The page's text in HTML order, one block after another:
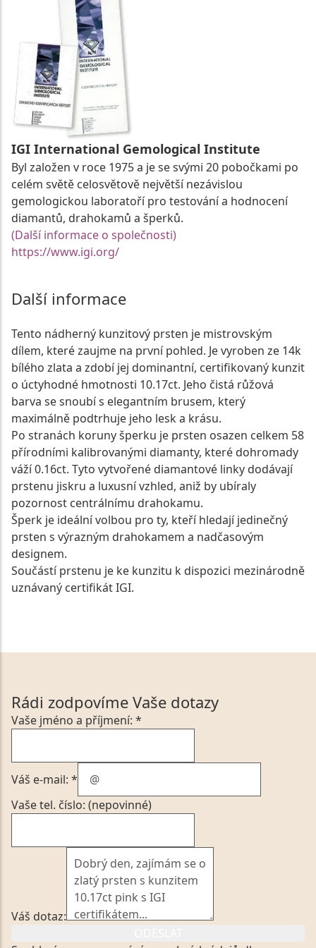
IGI International Gemological Institute
Byl založen v roce 1975 a je se svými 20 pobočkami po
celém světě celosvětově největší nezávislou
gemologickou laboratoří pro testování a hodnocení
diamantů, drahokamů a šperků.
(Další informace o společnosti)
https://www.igi.org/
Další informace
Tento nádherný kunzitový prsten je mistrovským
dílem, které zaujme na první pohled. Je vyroben ze 14k
bílého zlata a zdobí jej dominantní, certifikovaný kunzit
o úctyhodné hmotnosti 10.17ct. Jeho čistá růžová
barva se snoubí s elegantním brusem, který
maximálně podtrhuje jeho lesk a krásu.
Po stranách koruny šperku je prsten osazen celkem 58
přírodními kalibrovanými diamanty, které dohromady
váží 0.16ct. Tyto vytvořené diamantové linky dodávají
prstenu jiskru a luxusní vzhled, aniž by ubíraly
pozornost centrálnímu drahokamu.
Šperk je ideální volbou pro ty, kteří hledají jedinečný
prsten s výrazným drahokamem a nadčasovým
designem.
Součástí prstenu je ke kunzitu k dispozici mezinárodně
uznávaný certifikát IGI.
Rádi zodpovíme Vaše dotazy
Vaše jméno a příjmení: *
Váš e-mail: *
Vaše tel. číslo: (nepovinné)
Váš dotaz: